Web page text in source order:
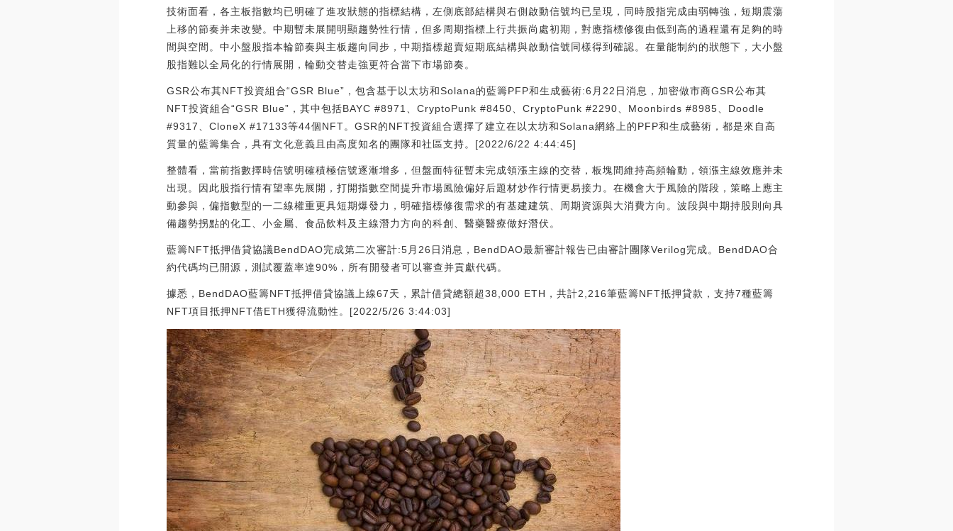
技術面看，各主板指數均已明確了進攻狀態的指標結構，左側底部結構與右側啟動信號均已呈現，同時股指完成由弱轉強，短期震蕩
上移的節奏并未改變。中期暫未展開明顯趨勢性行情，但多周期指標上行共振尚處初期，對應指標修復由低到高的過程還有足夠的時
間與空間。中小盤股指本輪節奏與主板趨向同步，中期指標超賣短期底結構與啟動信號同樣得到確認。在量能制約的狀態下，大小盤
股指難以全局化的行情展開，輪動交替走強更符合當下市場節奏。
GSR公布其NFT投資組合“GSR Blue”，包含基于以太坊和Solana的藍籌PFP和生成藝術:6月22日消息，加密做市商GSR公布其
NFT投資組合“GSR Blue”，其中包括BAYC #8971、CryptoPunk #8450、CryptoPunk #2290、Moonbirds #8985、Doodle
#9317、CloneX #17133等44個NFT。GSR的NFT投資組合選擇了建立在以太坊和Solana網絡上的PFP和生成藝術，都是來自高
質量的藍籌集合，具有文化意義且由高度知名的團隊和社區支持。[2022/6/22 4:44:45]
整體看，當前指數擇時信號明確積極信號逐漸增多，但盤面特征暫未完成領漲主線的交替，板塊間維持高頻輪動，領漲主線效應并未
出現。因此股指行情有望率先展開，打開指數空間提升市場風險偏好后題材炒作行情更易接力。在機會大于風險的階段，策略上應主
動參與，偏指數型的一二線權重更具短期爆發力，明確指標修復需求的有基建建筑、周期資源與大消費方向。波段與中期持股則向具
備趨勢拐點的化工、小金屬、食品飲料及主線潛力方向的科創、醫藥醫療做好潛伏。
藍籌NFT抵押借貸協議BendDAO完成第二次審計:5月26日消息，BendDAO最新審計報告已由審計團隊Verilog完成。BendDAO合
約代碼均已開源，測試覆蓋率達90%，所有開發者可以審查并貢獻代碼。
據悉，BendDAO藍籌NFT抵押借貸協議上線67天，累計借貸總額超38,000 ETH，共計2,216筆藍籌NFT抵押貸款，支持7種藍籌
NFT項目抵押NFT借ETH獲得流動性。[2022/5/26 3:44:03]